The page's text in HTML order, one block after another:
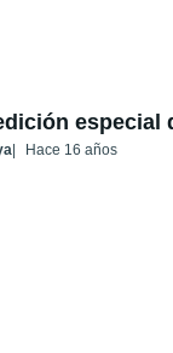
especial
Hace 16 años